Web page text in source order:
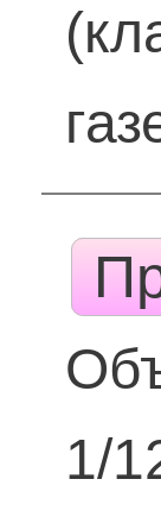
1/